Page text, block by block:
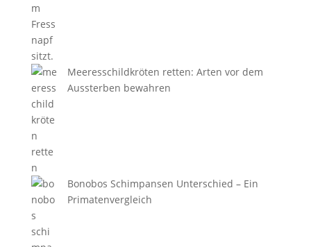
Meeresschildkröten retten: Arten vor dem
Aussterben bewahren
Bonobos Schimpansen Unterschied – Ein
Primatenvergleich